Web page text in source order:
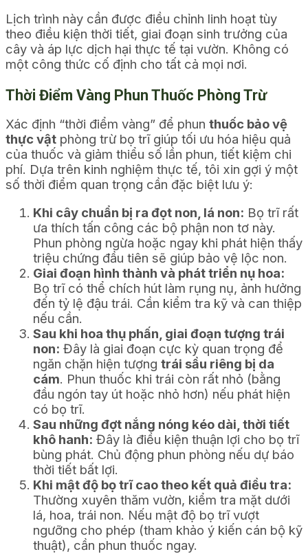
Lịch trình này cần được điều chỉnh linh hoạt tùy
theo điều kiện thời tiết, giai đoạn sinh trưởng của
cây và áp lực dịch hại thực tế tại vườn. Không có
một công thức cố định cho tất cả mọi nơi.
Thời Điểm Vàng Phun Thuốc Phòng Trừ
Xác định “thời điểm vàng” để phun thuốc bảo vệ
thực vật phòng trừ bọ trĩ giúp tối ưu hóa hiệu quả
của thuốc và giảm thiểu số lần phun, tiết kiệm chi
phí. Dựa trên kinh nghiệm thực tế, tôi xin gợi ý một
số thời điểm quan trọng cần đặc biệt lưu ý:
Khi cây chuẩn bị ra đọt non, lá non: Bọ trĩ rất
ưa thích tấn công các bộ phận non tơ này.
Phun phòng ngừa hoặc ngay khi phát hiện thấy
triệu chứng đầu tiên sẽ giúp bảo vệ lộc non.
Giai đoạn hình thành và phát triển nụ hoa:
Bọ trĩ có thể chích hút làm rụng nụ, ảnh hưởng
đến tỷ lệ đậu trái. Cần kiểm tra kỹ và can thiệp
nếu cần.
Sau khi hoa thụ phấn, giai đoạn tượng trái
non: Đây là giai đoạn cực kỳ quan trọng để
ngăn chặn hiện tượng trái sầu riêng bị da
cám. Phun thuốc khi trái còn rất nhỏ (bằng
đầu ngón tay út hoặc nhỏ hơn) nếu phát hiện
có bọ trĩ.
Sau những đợt nắng nóng kéo dài, thời tiết
khô hanh: Đây là điều kiện thuận lợi cho bọ trĩ
bùng phát. Chủ động phun phòng nếu dự báo
thời tiết bất lợi.
Khi mật độ bọ trĩ cao theo kết quả điều tra:
Thường xuyên thăm vườn, kiểm tra mặt dưới
lá, hoa, trái non. Nếu mật độ bọ trĩ vượt
ngưỡng cho phép (tham khảo ý kiến cán bộ kỹ
thuật), cần phun thuốc ngay.